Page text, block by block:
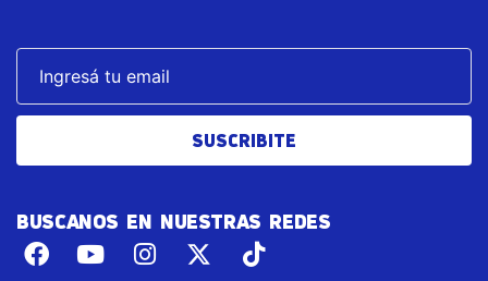
SUSCRIBITE
BUSCANOS EN NUESTRAS REDES